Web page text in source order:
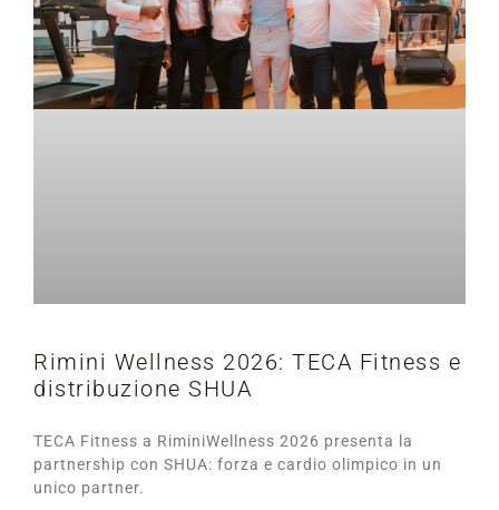
Rimini Wellness 2026: TECA Fitness e
distribuzione SHUA
TECA Fitness a RiminiWellness 2026 presenta la
partnership con SHUA: forza e cardio olimpico in un
unico partner.